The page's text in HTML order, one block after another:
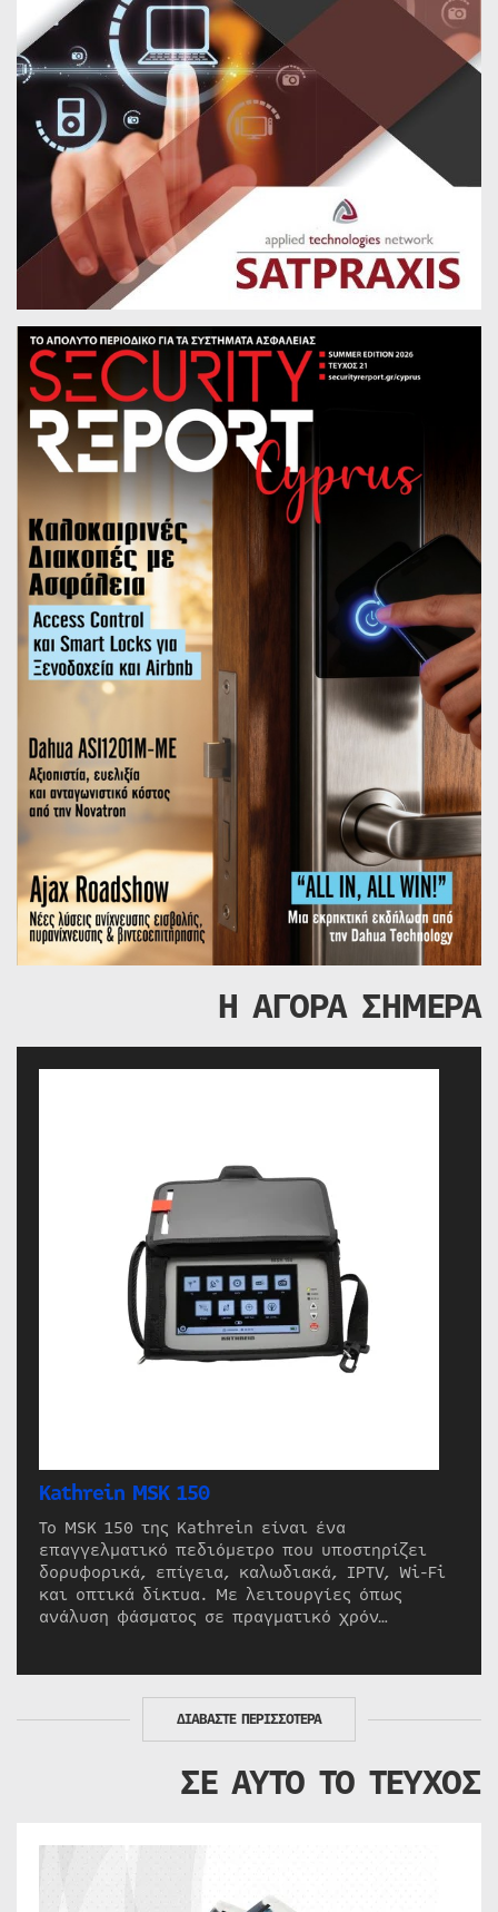
Η ΑΓΟΡΑ ΣΗΜΕΡΑ
Kathrein MSK 150
Το MSK 150 της Kathrein είναι ένα
επαγγελματικό πεδιόμετρο που υποστηρίζει
δορυφορικά, επίγεια, καλωδιακά, IPTV, Wi-Fi
και οπτικά δίκτυα. Με λειτουργίες όπως
ανάλυση φάσματος σε πραγματικό χρόν…
ΔΙΑΒΑΣΤΕ ΠΕΡΙΣΣΟΤΕΡΑ
ΣΕ ΑΥΤΟ ΤΟ ΤΕΥΧΟΣ